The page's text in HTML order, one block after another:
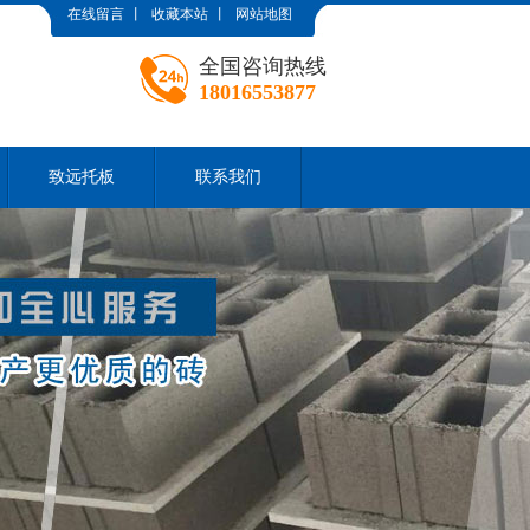
在线留言 收藏本站 网站地图
全国咨询热线
18016553877
致远托板 联系我们